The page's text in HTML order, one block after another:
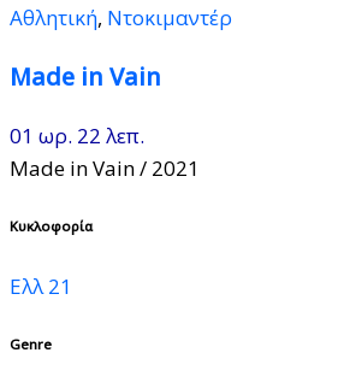
Αθλητική, Ντοκιμαντέρ
Made in Vain
01 ωρ. 22 λεπ.
Made in Vain/ 2021
Κυκλοφορία
Ελλ 21
Genre